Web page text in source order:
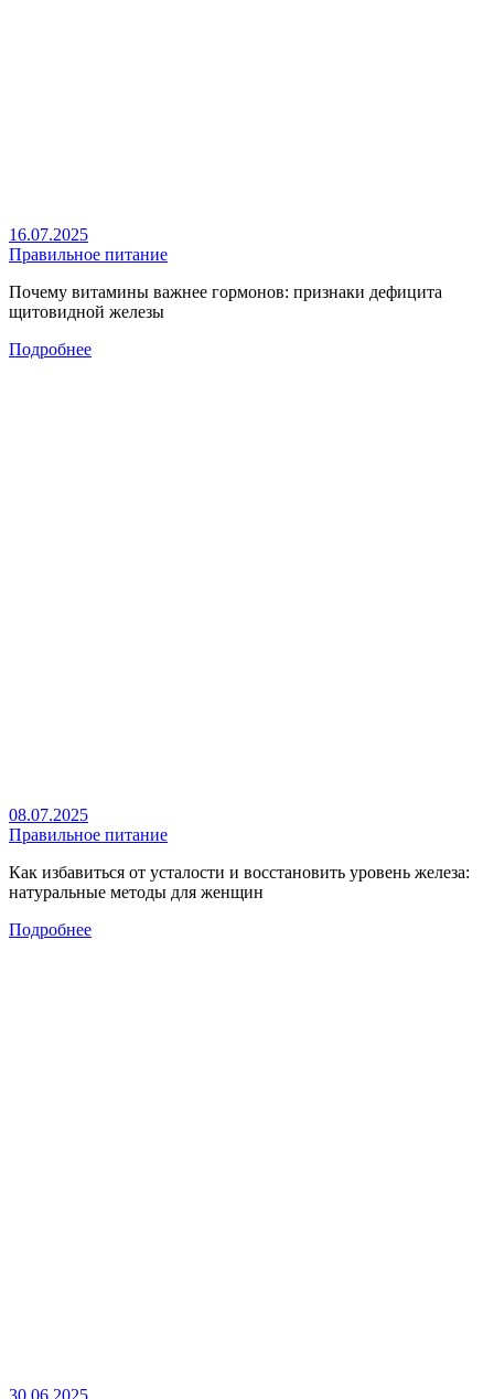
16.07.2025
Правильное питание
Почему витамины важнее гормонов: признаки дефицита
щитовидной железы
Подробнее
08.07.2025
Правильное питание
Как избавиться от усталости и восстановить уровень железа:
натуральные методы для женщин
Подробнее
30.06.2025